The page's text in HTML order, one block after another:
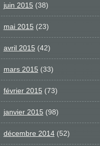
juin 2015(38)
mai 2015 (23)
avril 2015(42)
mars 2015(33)
février 2015(73)
janvier 2015(98)
décembre 2014(52)